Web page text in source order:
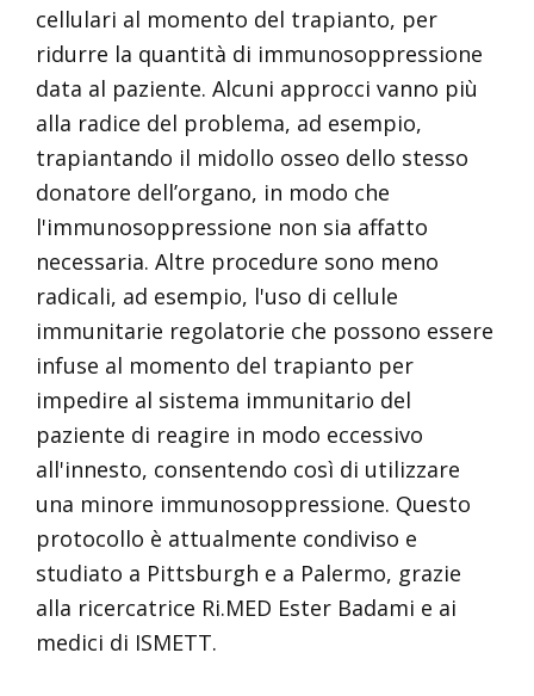
cellulari al momento del trapianto, per
ridurre la quantità di immunosoppressione
data al paziente. Alcuni approcci vanno più
alla radice del problema, ad esempio,
trapiantando il midollo osseo dello stesso
donatore dell’organo, in modo che
l'immunosoppressione non sia affatto
necessaria. Altre procedure sono meno
radicali, ad esempio, l'uso di cellule
immunitarie regolatorie che possono essere
infuse al momento del trapianto per
impedire al sistema immunitario del
paziente di reagire in modo eccessivo
all'innesto, consentendo così di utilizzare
una minore immunosoppressione. Questo
protocollo è attualmente condiviso e
studiato a Pittsburgh e a Palermo, grazie
alla ricercatrice Ri.MED Ester Badami e ai
medici di ISMETT.